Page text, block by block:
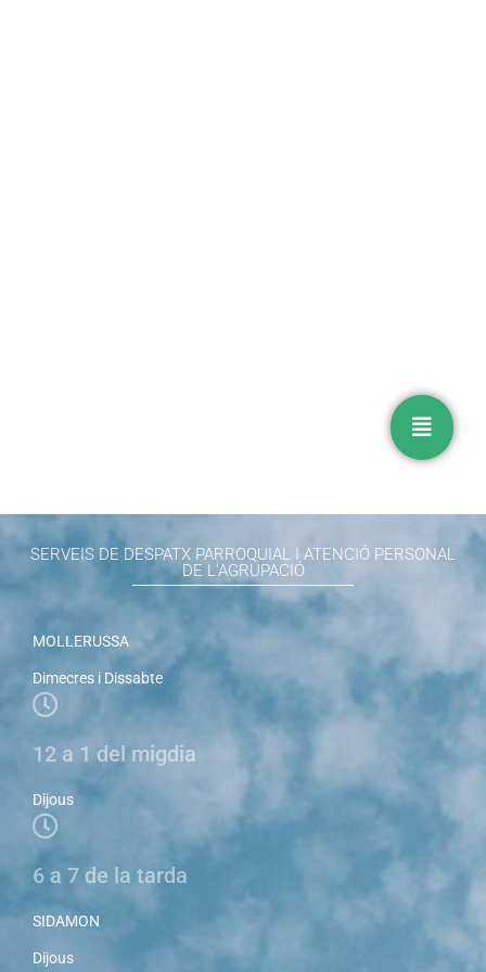
SERVEIS DE DESPATX PARROQUIAL I ATENCIÓ PERSONAL
DE L'AGRUPACIÓ
MOLLERUSSA
Dimecres i Dissabte
12 a 1 del migdia
Dijous
6 a 7 de la tarda
SIDAMON
Dijous